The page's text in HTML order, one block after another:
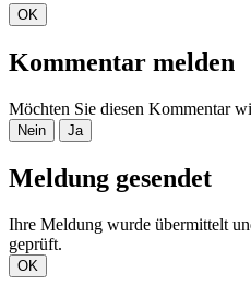
OK
Kommentar melden
Möchten Sie diesen Kommentar
Nein Ja
Meldung gesendet
Ihre Meldung wurde übermittelt
geprüft.
OK